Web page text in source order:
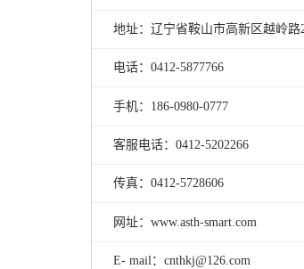
地址：辽宁省鞍山市高新区越岭路
电话：0412-5877766
手机：186-0980-0777
客服电话：0412-5202266
传真：0412-5728606
网址：www.asth-smart.com
E- mail：cnthkj@126.com